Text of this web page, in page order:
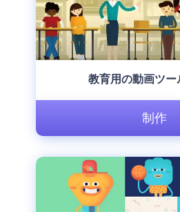
教育用の動画ツー
制作